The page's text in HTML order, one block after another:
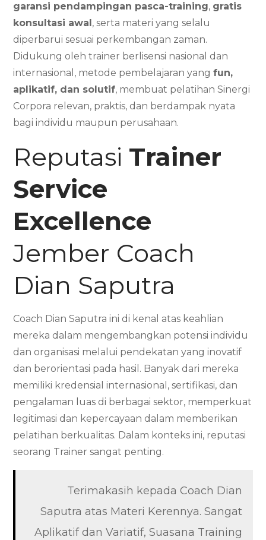
garansi pendampingan pasca-training, gratis
konsultasi awal , serta materi yang selalu
diperbarui sesuai perkembangan zaman.
Didukung oleh trainer berlisensi nasional dan
internasional, metode pembelajaran yangfun,
aplikatif, dan solutif, membuat pelatihan Sinergi
Corpora relevan, praktis, dan berdampak nyata
bagi individu maupun perusahaan.
Reputasi Trainer
Service
Excellence
Jember Coach
Dian Saputra
Coach Dian Saputra ini di kenal atas keahlian
mereka dalam mengembangkan potensi individu
dan organisasi melalui pendekatan yang inovatif
dan berorientasi pada hasil. Banyak dari mereka
memiliki kredensial internasional, sertifikasi, dan
pengalaman luas di berbagai sektor, memperkuat
legitimasi dan kepercayaan dalam memberikan
pelatihan berkualitas. Dalam konteks ini, reputasi
seorang Trainer sangat penting.
Terimakasih kepada Coach Dian
Saputra atas Materi Kerennya. Sangat
Aplikatif dan Variatif, Suasana Training